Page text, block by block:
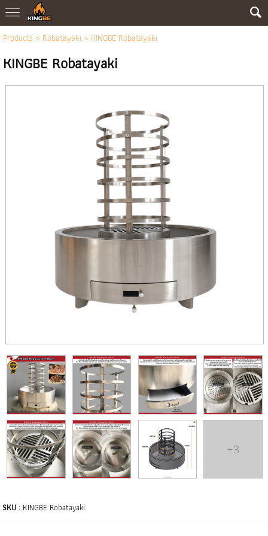
Products > Robatayaki > KINGBE Robatayaki
KINGBE Robatayaki
+3
SKU : KINGBE Robatayaki